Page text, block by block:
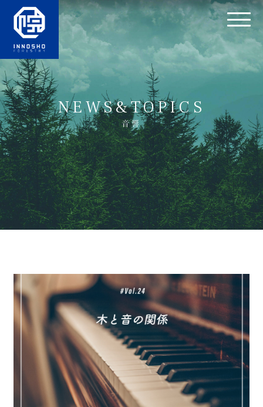
NEWS&TOPICS
音響